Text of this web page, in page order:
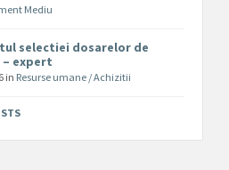
Mediu
selectiei dosarelor de
– expert
in Resurse umane / Achizitii